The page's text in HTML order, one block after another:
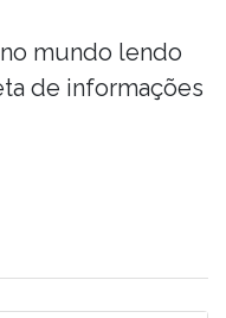
mundo lendo
de informações